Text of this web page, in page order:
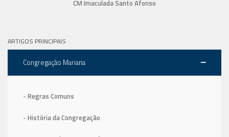
CM Imaculada Santo Afonso
ARTIGOS PRINCIPAIS
Congregação Mariana
- Regras Comuns
- História da Congregação